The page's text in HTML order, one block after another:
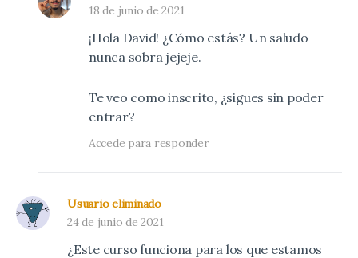
18 de junio de 2021
¡Hola David! ¿Cómo estás? Un saludo
nunca sobra jejeje.
Te veo como inscrito, ¿sigues sin poder
entrar?
Accede para responder
Usuario eliminado
24 de junio de 2021
¿Este curso funciona para los que estamos